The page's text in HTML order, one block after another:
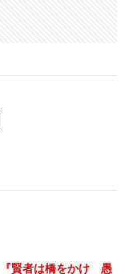
『賢者は橋をかけ 愚